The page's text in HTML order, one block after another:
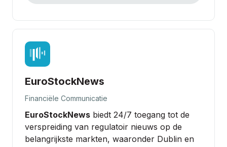
EuroStockNews
Financiële Communicatie
EuroStockNews biedt 24/7 toegang tot de
verspreiding van regulatoir nieuws op de
belangrijkste markten, waaronder Dublin en